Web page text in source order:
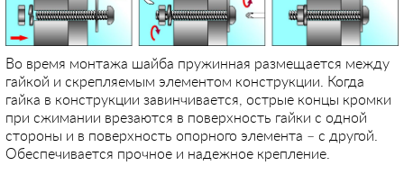
Во время монтажа шайба пружинная размещается между
гайкой и скрепляемым элементом конструкции. Когда
гайка в конструкции завинчивается, острые концы кромки
при сжимании врезаются в поверхность гайки с одной
стороны и в поверхность опорного элемента – с другой.
Обеспечивается прочное и надежное крепление.